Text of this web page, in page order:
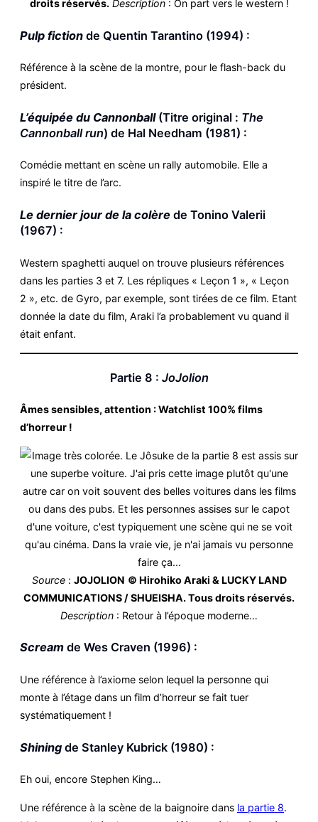
droits réservés. Description: On part vers le western !
Pulp fiction de Quentin Tarantino (1994) :
Référence à la scène de la montre, pour le flash-back du
président.
L’équipée du Cannonball(Titre original : The
Cannonball run) de Hal Needham (1981) :
Comédie mettant en scène un rally automobile. Elle a
inspiré le titre de l’arc.
Le dernier jour de la colère de Tonino Valerii
(1967) :
Western spaghetti auquel on trouve plusieurs références
dans les parties 3 et 7. Les répliques « Leçon 1 », « Leçon
2 », etc. de Gyro, par exemple, sont tirées de ce film. Etant
donnée la date du film, Araki l’a probablement vu quand il
était enfant.
Partie 8 : JoJolion
Âmes sensibles, attention : Watchlist 100% films
d’horreur !
Source: JOJOLION © Hirohiko Araki & LUCKY LAND
COMMUNICATIONS / SHUEISHA. Tous droits réservés.
Description : Retour à l’époque moderne…
Scream de Wes Craven (1996) :
Une référence à l’axiome selon lequel la personne qui
monte à l’étage dans un film d’horreur se fait tuer
systématiquement !
Shining de Stanley Kubrick (1980) :
Eh oui, encore Stephen King…
Une référence à la scène de la baignoire dans la partie 8.